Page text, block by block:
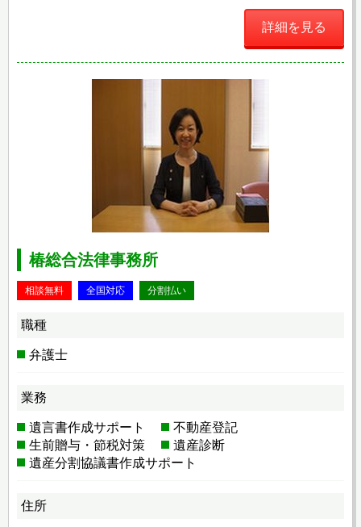
詳細を見る
椿総合法律事務所
相談無料 全国対応 分割払い
職種
弁護士
業務
遺言書作成サポート
不動産登記
生前贈与・節税対策
遺産診断
遺産分割協議書作成サポート
住所